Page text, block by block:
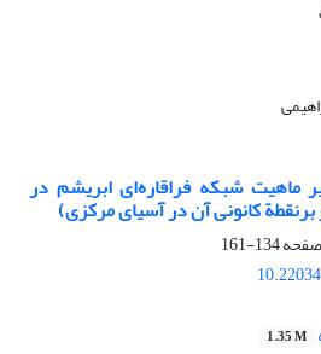
ماهیت شبکه فراقاره‌ای ابریشم در
134-161
1.35 M